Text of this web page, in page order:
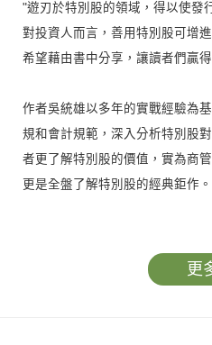
"遊刃於特別股的領域，得以使發
對投資人而言，善用特別股可增
希望藉由書中分享，讓讀者們贏得
作者吳統雄以多年的實戰經驗為
規和會計規範，深入分析特別股
者更了解特別股的價值，實為商
更是全盤了解特別股的經典鉅作。
●台灣特別股的歷史演變——特別
發展，逐漸進化至具有可交換特
更